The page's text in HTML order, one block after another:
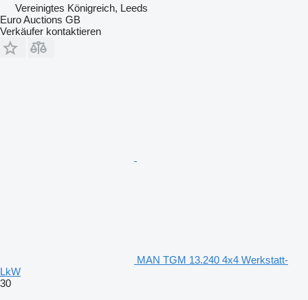
Vereinigtes Königreich, Leeds
Euro Auctions GB
Verkäufer kontaktieren
MAN TGM 13.240 4x4 Werkstatt-
LkW
30